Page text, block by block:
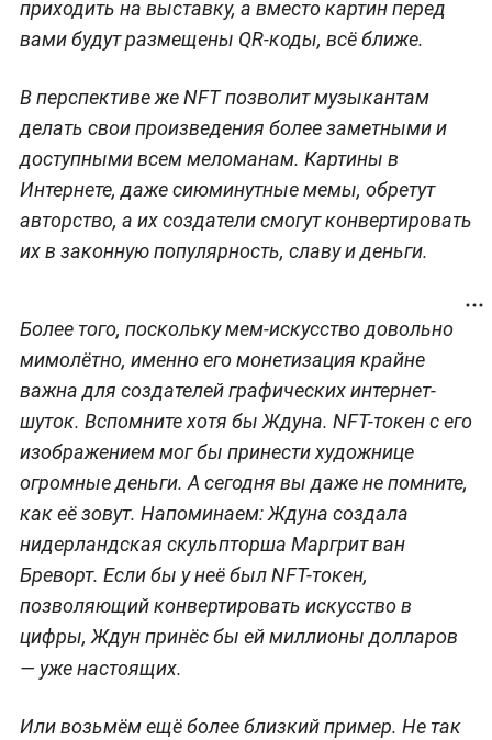
приходить на выставку, а вместо картин перед
вами будут размещены QR-коды, всё ближе.
В перспективе же NFT позволит музыкантам
делать свои произведения более заметными и
доступными всем меломанам. Картины в
Интернете, даже сиюминутные мемы, обретут
авторство, а их создатели смогут конвертировать
их в законную популярность, славу и деньги.
Более того, поскольку мем-искусство довольно
мимолётно, именно его монетизация крайне
важна для создателей графических интернет-
шуток. Вспомните хотя бы Ждуна. NFT-токен с его
изображением мог бы принести художнице
огромные деньги. А сегодня вы даже не помните,
как её зовут. Напоминаем:Ждуна создала
нидерландская скульпторша Маргрит ван
Бреворт. Если бы у неё был NFT-токен,
позволяющий конвертировать искусство в
цифры, Ждун принёс бы ей миллионы долларов
— уже настоящих.
Или возьмём ещё более близкий пример. Не так